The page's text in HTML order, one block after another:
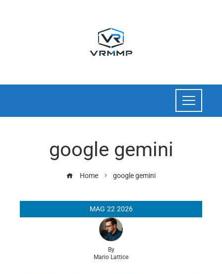
google gemini
Home google gemini
MAG 22 2026
By
Mario Lattice